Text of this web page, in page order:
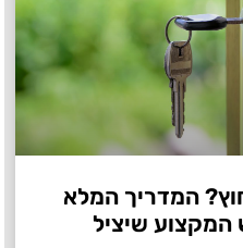
המדריך המלא
המקצוע שיציל